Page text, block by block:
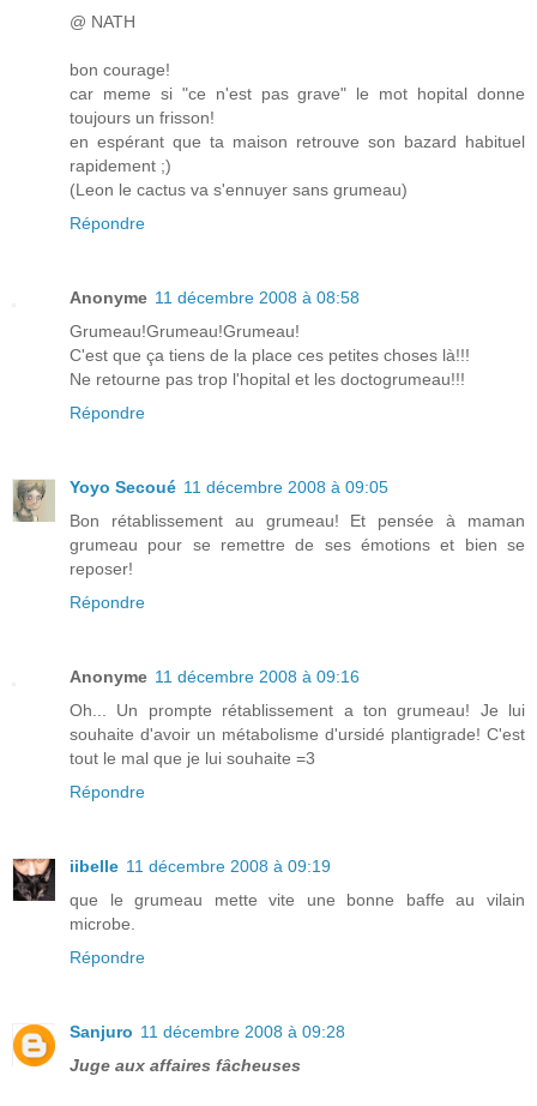
@ NATH
bon courage!
car meme si "ce n'est pas grave" le mot hopital donne
toujours un frisson!
en espérant que ta maison retrouve son bazard habituel
rapidement ;)
(Leon le cactus va s'ennuyer sans grumeau)
Répondre
Anonyme 11 décembre 2008 à 08:58
Grumeau!Grumeau!Grumeau!
C'est que ça tiens de la place ces petites choses là!!!
Ne retourne pas trop l'hopital et les doctogrumeau!!!
Répondre
Yoyo Secoué 11 décembre 2008 à 09:05
Bon rétablissement au grumeau! Et pensée à maman
grumeau pour se remettre de ses émotions et bien se
reposer!
Répondre
Anonyme 11 décembre 2008 à 09:16
Oh... Un prompte rétablissement a ton grumeau! Je lui
souhaite d'avoir un métabolisme d'ursidé plantigrade! C'est
tout le mal que je lui souhaite =3
Répondre
iibelle 11 décembre 2008 à 09:19
que le grumeau mette vite une bonne baffe au vilain
microbe.
Répondre
Sanjuro 11 décembre 2008 à 09:28
Juge aux affaires fâcheuses